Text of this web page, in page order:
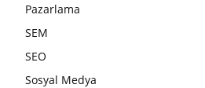
Pazarlama
SEM
SEO
Sosyal Medya